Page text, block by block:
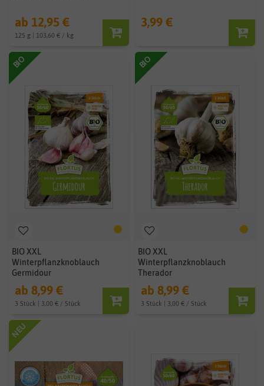
ab 12,95 €
125 g | 103,60 € / kg
3,99 €
BIO
BIO XXL
Winterpflanzknoblauch
Germidour
ab 8,99 €
3 Stück | 3,00 € / Stück
BIO
BIO XXL
Winterpflanzknoblauch
Therador
ab 8,99 €
3 Stück | 3,00 € / Stück
NEU